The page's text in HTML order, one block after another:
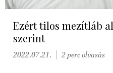
Ezért tilos mezítláb
szerint
2022.07.21. 2 perc olvasás